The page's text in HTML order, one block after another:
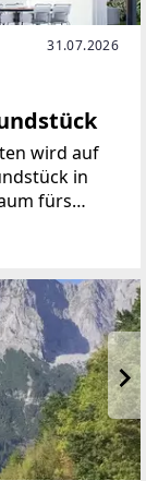
31.07.2026
wird auf
in
fürs
m²